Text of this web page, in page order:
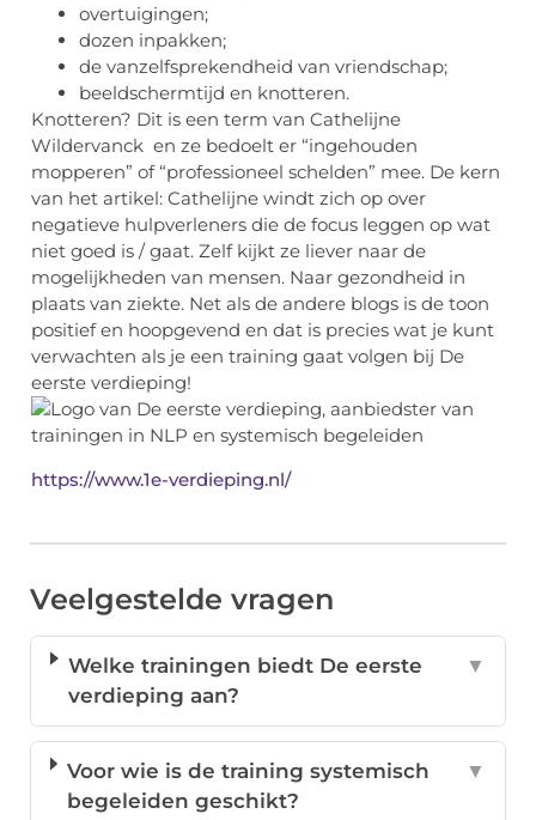
overtuigingen;
dozen inpakken;
de vanzelfsprekendheid van vriendschap;
beeldschermtijd en knotteren.
Knotteren? Dit is een term van Cathelijne
Wildervanck en ze bedoelt er “ingehouden
mopperen” of “professioneel schelden” mee. De kern
van het artikel: Cathelijne windt zich op over
negatieve hulpverleners die de focus leggen op wat
niet goed is / gaat. Zelf kijkt ze liever naar de
mogelijkheden van mensen. Naar gezondheid in
plaats van ziekte. Net als de andere blogs is de toon
positief en hoopgevend en dat is precies wat je kunt
verwachten als je een training gaat volgen bij De
eerste verdieping!
https://www.1e-verdieping.nl/
Veelgestelde vragen
Welke trainingen biedt De eerste
verdieping aan?
▼
Voor wie is de training systemisch
begeleiden geschikt?
▼